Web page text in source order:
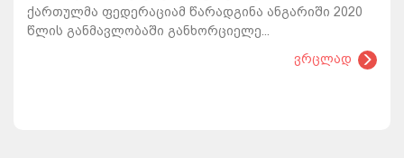
ქართულმა ფედერაციამ წარადგინა ანგარიში 2020
წლის განმავლობაში განხორციელე...
ვრცლად